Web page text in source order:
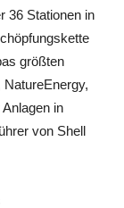
36 Stationen in
größten
in
von Shell